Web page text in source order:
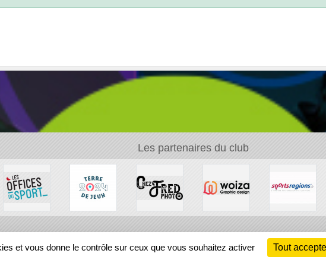
Les partenaires du club
et vous donne le contrôle sur ceux que vous souhaitez activer Tout